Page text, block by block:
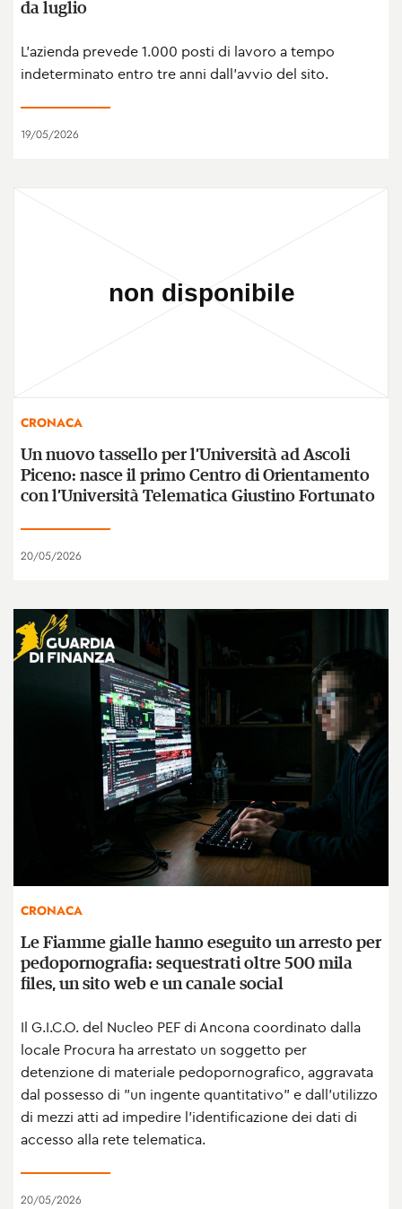
da luglio
L’azienda prevede 1.000 posti di lavoro a tempo
indeterminato entro tre anni dall’avvio del sito.
19/05/2026
CRONACA
Un nuovo tassello per l’Università ad Ascoli
Piceno: nasce il primo Centro di Orientamento
con l’Università Telematica Giustino Fortunato
20/05/2026
CRONACA
Le Fiamme gialle hanno eseguito un arresto per
pedopornografia: sequestrati oltre 500 mila
files, un sito web e un canale social
Il G.I.C.O. del Nucleo PEF di Ancona coordinato dalla
locale Procura ha arrestato un soggetto per
detenzione di materiale pedopornografico, aggravata
dal possesso di "un ingente quantitativo" e dall’utilizzo
di mezzi atti ad impedire l’identificazione dei dati di
accesso alla rete telematica.
20/05/2026